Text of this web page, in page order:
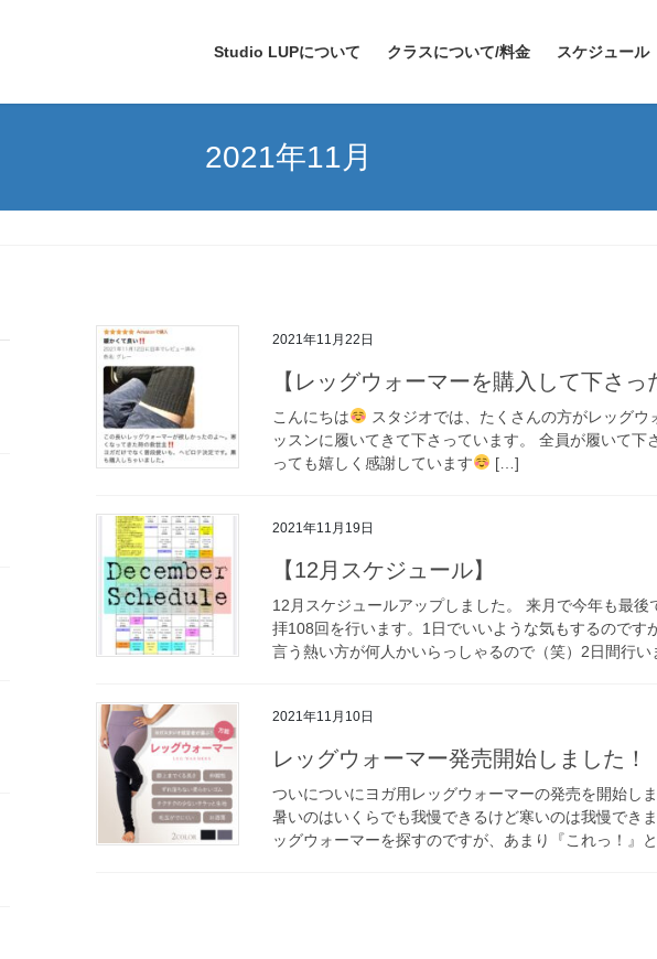
Studio LUPについて クラスについて/料金 スケジュール
2021年11月
2021年11月22日
【レッグウォーマーを購入して下さっ
こんにちは
スタジオでは、たくさんの方がレッグ
ッスンに履いてきて下さっています。 全員が履いて下
っても嬉しく感謝しています
[…]
2021年11月19日
【12月スケジュール】
12月スケジュールアップしました。 来月で今年も最
拝108回を行います。1日でいいような気もするのです
言う熱い方が何人かいらっしゃるので（笑）2日間行
2021年11月10日
レッグウォーマー発売開始しました！
ついについにヨガ用レッグウォーマーの発売を開始し
暑いのはいくらでも我慢できるけど寒いのは我慢でき
ッグウォーマーを探すのですが、あまり『これっ！』